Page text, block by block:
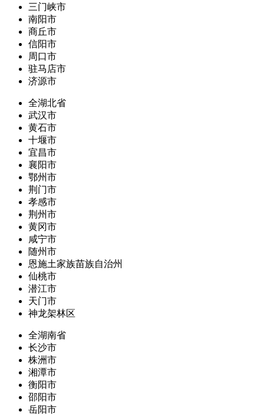
三门峡市
南阳市
商丘市
信阳市
周口市
驻马店市
济源市
全湖北省
武汉市
黄石市
十堰市
宜昌市
襄阳市
鄂州市
荆门市
孝感市
荆州市
黄冈市
咸宁市
随州市
恩施土家族苗族自治州
仙桃市
潜江市
天门市
神龙架林区
全湖南省
长沙市
株洲市
湘潭市
衡阳市
邵阳市
岳阳市